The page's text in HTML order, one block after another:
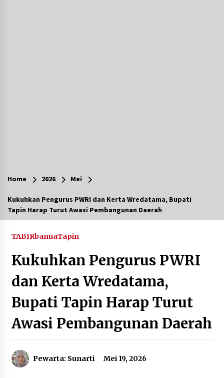
Balangan Boyong Trofi Juara Pertama Lomba
B2SA Kalsel
Tingkatkan SDM Lokal, BIS Group Luncurkan
Program Pelatihan Operator Alat Berat GTO
Agustus 6, 2026
HUT ke-51, Indocement Perkuat Inovasi dan
Keberlanjutan Masa Depan Lebih Hijau
Agustus 6, 2026
Hari Kedua Kaji Tiru di DIY, Bupati Barito Utara
Agustus 5, 2026
PNBP 400 Juta dari Kasus Tambang Ilegal
Home 2026 Mei
Kukuhkan Pengurus PWRI dan Kerta Wredatama, Bupati
Tapin Harap Turut Awasi Pembangunan Daerah
TABIRbanuaTapin
Kukuhkan Pengurus PWRI
dan Kerta Wredatama,
Bupati Tapin Harap Turut
Awasi Pembangunan Daerah
Pewarta: Sunarti Mei 19, 2026